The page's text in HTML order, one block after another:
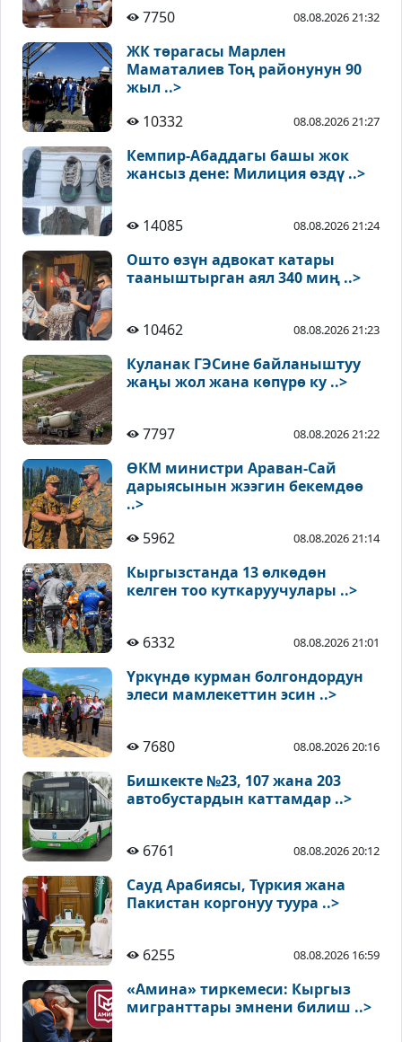
7750 08.08.2026 21:32
ЖК төрагасы Марлен
Маматалиев Тоң районунун 90
жыл ..>
10332
08.08.2026 21:27
Кемпир-Абаддагы башы жок
жансыз дене: Милиция өздү ..>
14085 08.08.2026 21:24
Ошто өзүн адвокат катары
тааныштырган аял 340 миң ..>
10462 08.08.2026 21:23
Куланак ГЭСине байланыштуу
жаңы жол жана көпүрө ку ..>
7797 08.08.2026 21:22
ӨКМ министри Араван-Сай
дарыясынын жээгин бекемдөө
..>
5962
08.08.2026 21:14
Кыргызстанда 13 өлкөдөн
келген тоо куткаруучулары ..>
6332 08.08.2026 21:01
Үркүндө курман болгондордун
элеси мамлекеттин эсин ..>
7680 08.08.2026 20:16
Бишкекте №23, 107 жана 203
автобустардын каттамдар ..>
6761 08.08.2026 20:12
Сауд Арабиясы, Түркия жана
Пакистан коргонуу туура ..>
6255 08.08.2026 16:59
«Амина» тиркемеси: Кыргыз
мигранттары эмнени билиш ..>